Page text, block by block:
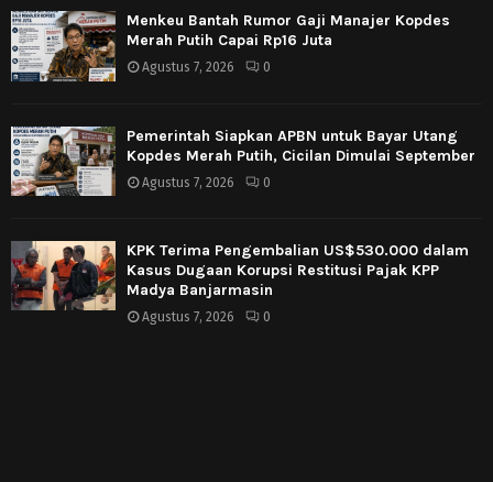
Menkeu Bantah Rumor Gaji Manajer Kopdes
Merah Putih Capai Rp16 Juta
Agustus 7, 2026 0
Pemerintah Siapkan APBN untuk Bayar Utang
Kopdes Merah Putih, Cicilan Dimulai September
Agustus 7, 2026 0
KPK Terima Pengembalian US$530.000 dalam
Kasus Dugaan Korupsi Restitusi Pajak KPP
Madya Banjarmasin
Agustus 7, 2026 0